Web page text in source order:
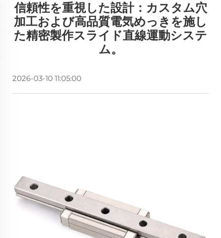
信頼性を重視した設計：カスタム穴
加工および高品質電気めっきを施し
た精密製作スライド直線運動システ
ム。
2026-03-10 11:05:00